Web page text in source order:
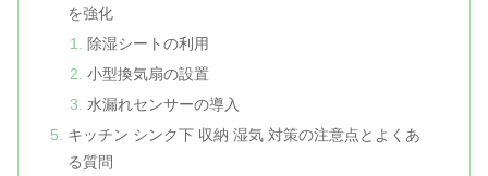
を強化
除湿シートの利用
小型換気扇の設置
水漏れセンサーの導入
キッチン シンク下 収納 湿気 対策の注意点とよくあ
る質問